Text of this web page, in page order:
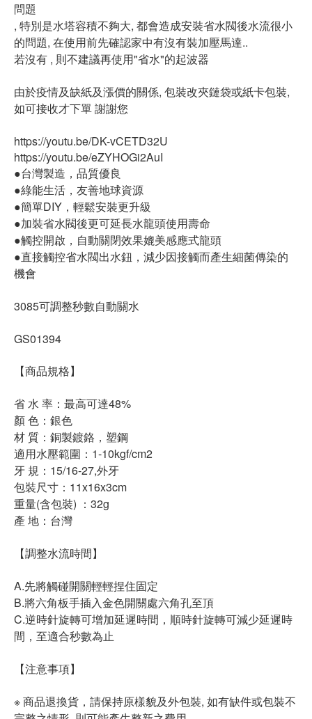
問題
, 特別是水塔容積不夠大, 都會造成安裝省水閥後水流很小
的問題, 在使用前先確認家中有沒有裝加壓馬達..
若沒有 , 則不建議再使用"省水"的起波器
由於疫情及缺紙及漲價的關係, 包裝改夾鏈袋或紙卡包裝,
如可接收才下單 謝謝您
https://youtu.be/DK-vCETD32U
https://youtu.be/eZYHOGi2AuI
●台灣製造，品質優良
●綠能生活，友善地球資源
●簡單DIY，輕鬆安裝更升級
●加裝省水閥後更可延長水龍頭使用壽命
●觸控開啟，自動關閉效果媲美感應式龍頭
●直接觸控省水閥出水鈕，減少因接觸而產生細菌傳染的
機會
3085可調整秒數自動關水
GS01394
【商品規格】
省 水 率：最高可達48%
顏 色：銀色
材 質：銅製鍍鉻，塑鋼
適用水壓範圍：1-10kgf/cm2
牙 規：15/16-27,外牙
包裝尺寸：11x16x3cm
重量(含包裝) ：32g
產 地：台灣
【調整水流時間】
A.先將觸碰開關輕輕捏住固定
B.將六角板手插入金色開關處六角孔至頂
C.逆時針旋轉可增加延遲時間，順時針旋轉可減少延遲時
間，至適合秒數為止
【注意事項】
※ 商品退換貨，請保持原樣貌及外包裝, 如有缺件或包裝不